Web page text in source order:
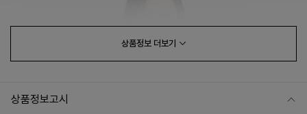
상품정보 더보기
상품정보고시